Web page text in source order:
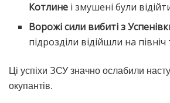
Котлине і змушені були
Ворожі сили вибиті з
підрозділи відійшли на північ
Ці успіхи ЗСУ значно ослабили
окупантів.